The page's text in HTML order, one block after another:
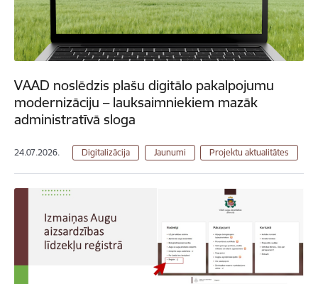
VAAD noslēdzis plašu digitālo pakalpojumu
modernizāciju – lauksaimniekiem mazāk
administratīvā sloga
24.07.2026. Digitalizācija Jaunumi Projektu aktualitātes